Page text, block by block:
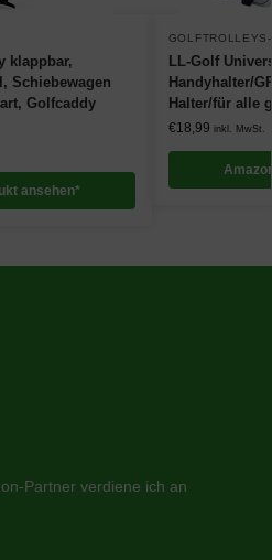
klappbar,
Schiebewagen
Golfcaddy
ansehen*
LL-Golf
Handyhalter/
Halter/für alle
€18,99 inkl. MwSt.
Partner verdiene ich an